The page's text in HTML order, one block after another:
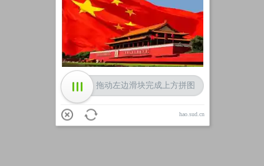
加载中
拖动左边滑块完成上方拼图
hao.sud.cn